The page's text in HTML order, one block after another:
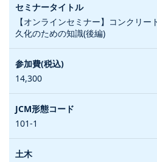
【オンラインセミナー】コンクリ
久化のための知識(後編)
14,300
101-1